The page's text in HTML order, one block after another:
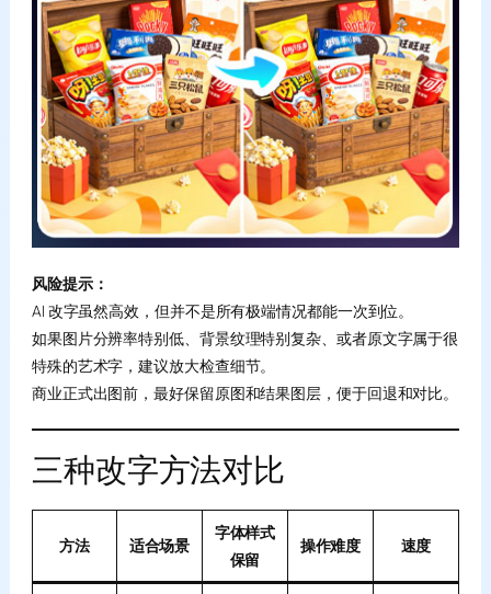
风险提示：
AI 改字虽然高效，但并不是所有极端情况都能一次到位。
如果图片分辨率特别低、背景纹理特别复杂、或者原文字属于很
特殊的艺术字，建议放大检查细节。
商业正式出图前，最好保留原图和结果图层，便于回退和对比。
三种改字方法对比
方法 适合场景
字体样式
保留
操作难度 速度